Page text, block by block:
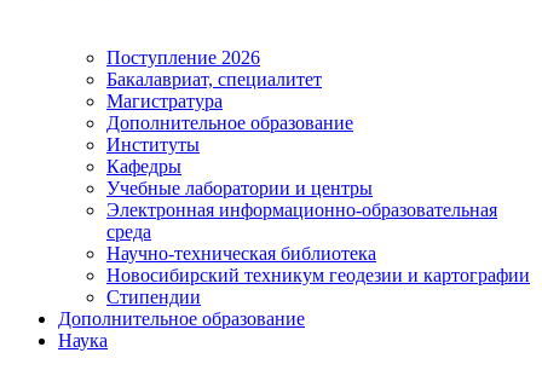
Поступление 2026
Бакалавриат, специалитет
Магистратура
Дополнительное образование
Институты
Кафедры
Учебные лаборатории и центры
Электронная информационно-образовательная
среда
Научно-техническая библиотека
Новосибирский техникум геодезии и картографии
Стипендии
Дополнительное образование
Наука